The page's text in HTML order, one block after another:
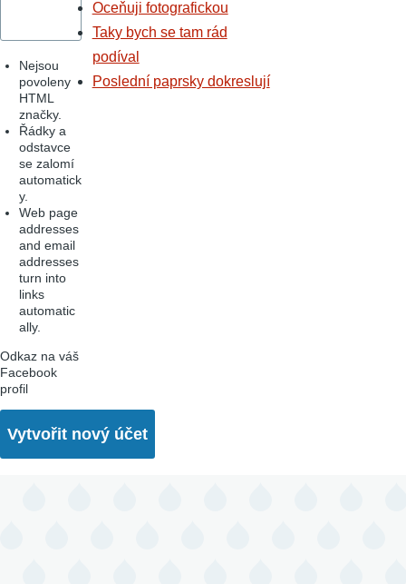
Nejsou
povoleny
HTML
značky.
Řádky a
odstavce
se zalomí
automatick
y.
Web page
addresses
and email
addresses
turn into
links
automatic
ally.
Odkaz na váš
Facebook
profil
Oceňuji fotografickou
Taky bych se tam rád
podíval
Poslední paprsky dokreslují